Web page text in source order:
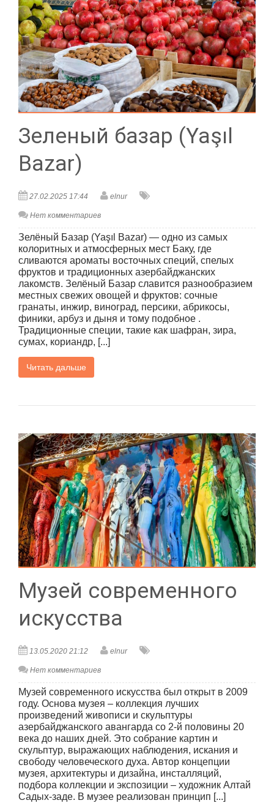
Зеленый базар (Yaşıl
Bazar)
27.02.2025 17:44 elnur
Нет комментариев
Зелёный Базар (Yaşıl Bazar) — одно из самых
колоритных и атмосферных мест Баку, где
сливаются ароматы восточных специй, спелых
фруктов и традиционных азербайджанских
лакомств. Зелёный Базар славится разнообразием
местных свежих овощей и фруктов: сочные
гранаты, инжир, виноград, персики, абрикосы,
финики, арбуз и дыня и тому подобное .
Традиционные специи, такие как шафран, зира,
сумах, кориандр, [...]
Читать дальше
Музей современного
искусства
13.05.2020 21:12 elnur
Нет комментариев
Музей современного искусства был открыт в 2009
году. Основа музея – коллекция лучших
произведений живописи и скульптуры
азербайджанского авангарда со 2-й половины 20
века до наших дней. Это собрание картин и
скульптур, выражающих наблюдения, искания и
свободу человеческого духа. Автор концепции
музея, архитектуры и дизайна, инсталляций,
подбора коллекции и экспозиции – художник Алтай
Садых-заде. В музее реализован принцип [...]